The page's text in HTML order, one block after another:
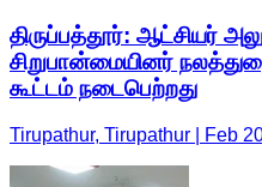
திருப்பத்தூர்: ஆட்சியர்
சிறுபான்மையினர்
கூட்டம் நடைபெற்றது
Tirupathur, Tirupathur | Feb